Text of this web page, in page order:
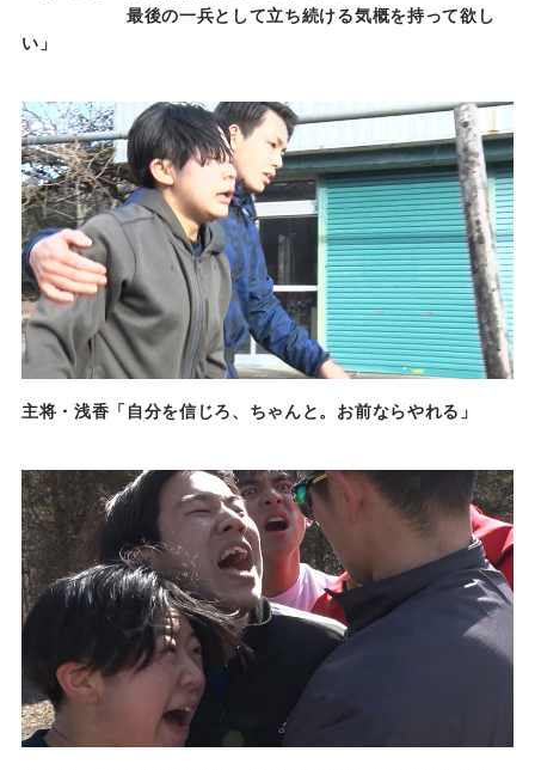
最後の一兵として立ち続ける気概を持って欲し
い」
主将・浅香「自分を信じろ、ちゃんと。お前ならやれる」